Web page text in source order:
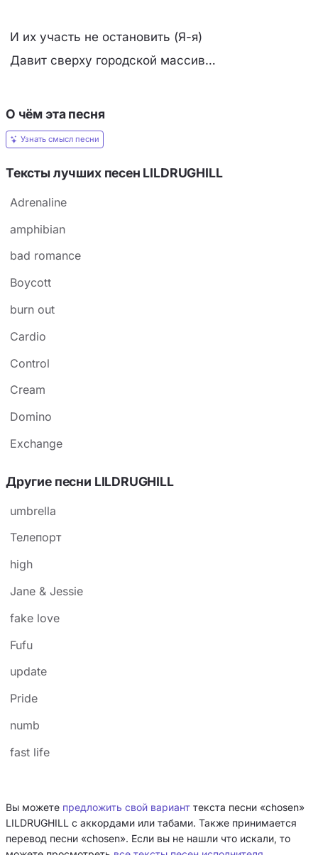
И их участь не остановить (Я-я)
Давит сверху городской массив…
О чём эта песня
Узнать смысл песни
Тексты лучших песен LILDRUGHILL
Adrenaline
amphibian
bad romance
Boycott
burn out
Cardio
Control
Cream
Domino
Exchange
Другие песни LILDRUGHILL
umbrella
Телепорт
high
Jane & Jessie
fake love
Fufu
update
Pride
numb
fast life
Вы можете предложить свой вариант текста песни «chosen»
LILDRUGHILL с аккордами или табами. Также принимается
перевод песни «chosen». Если вы не нашли что искали, то